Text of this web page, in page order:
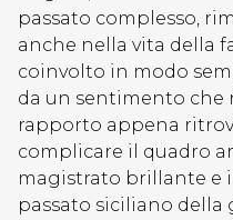
passato complesso,
anche nella vita della
coinvolto in modo
da un sentimento che
rapporto appena
complicare il quadro
magistrato brillante e
passato siciliano della